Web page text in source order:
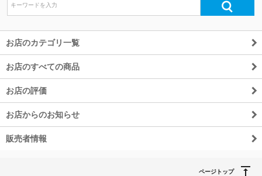
お店のカテゴリ一覧
お店のすべての商品
お店の評価
お店からのお知らせ
販売者情報
ページトップ